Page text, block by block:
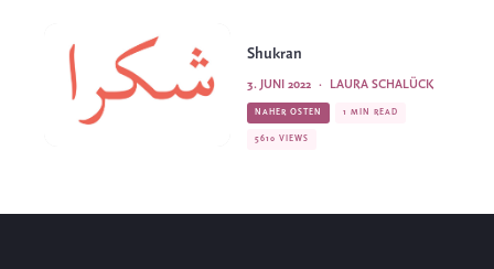
Shukran
LAURA SCHALÜCK
·
3. JUNI 2022
NAHER OSTEN 1 MIN READ
5610 VIEWS